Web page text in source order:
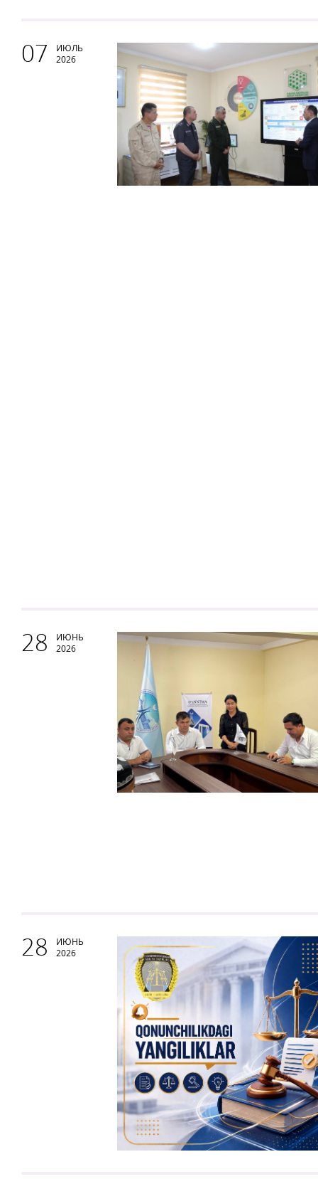
07
ИЮЛЬ
2026
28
ИЮНЬ
2026
28
ИЮНЬ
2026